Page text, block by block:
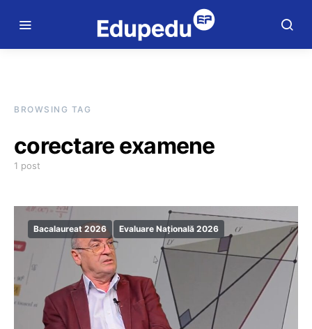
BROWSING TAG
corectare examene
1 post
Bacalaureat 2026 Evaluare Națională 2026